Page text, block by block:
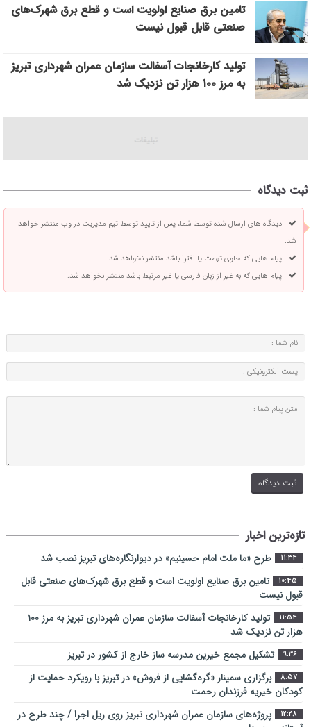
تامین برق صنایع اولویت است و قطع برق شهرک‌های
صنعتی قابل قبول نیست
تولید کارخانجات آسفالت سازمان عمران شهرداری تبریز
به مرز ۱۰۰ هزار تن نزدیک شد
ثبت دیدگاه
دیدگاه های ارسال شده توسط شما، پس از تایید توسط تیم مدیریت در وب منتشر خواهد
شد.
پیام هایی که حاوی تهمت یا افترا باشد منتشر نخواهد شد.
پیام هایی که به غیر از زبان فارسی یا غیر مرتبط باشد منتشر نخواهد شد.
تازه‌ترین اخبار
11:34 طرح «ما ملت امام حسینیم» در دیوارنگاره‌های تبریز نصب شد
10:45
تامین برق صنایع اولویت است و قطع برق شهرک‌های صنعتی قابل
قبول نیست
11:54
تولید کارخانجات آسفالت سازمان عمران شهرداری تبریز به مرز ۱۰۰
هزار تن نزدیک شد
9:36 تشکیل مجمع خیرین مدرسه ‌ساز خارج از کشور در تبریز
8:57
برگزاری سمینار «گره‌گشایی از فروش» در تبریز با رویکرد حمایت از
کودکان خیریه فرزندان رحمت
12:28
پروژه‌های سازمان عمران شهرداری تبریز روی ریل اجرا / چند طرح در